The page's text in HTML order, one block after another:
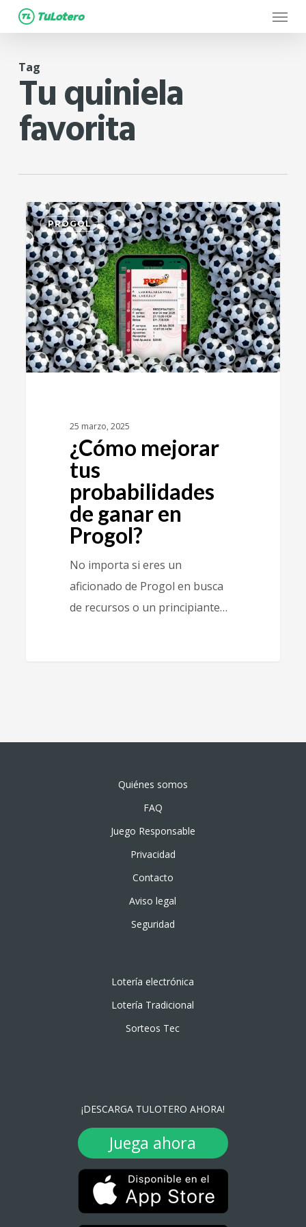
Skip
to
content
Menu
Tag
Tu quiniela
favorita
PROGOL
25 marzo, 2025
¿Cómo mejorar
tus
probabilidades
de ganar en
Progol?
No importa si eres un
aficionado de Progol en busca
de recursos o un principiante…
0
Quiénes somos
FAQ
Juego Responsable
Privacidad
Contacto
Aviso legal
Seguridad
Lotería electrónica
Lotería Tradicional
Sorteos Tec
¡DESCARGA TULOTERO AHORA!
Juega ahora